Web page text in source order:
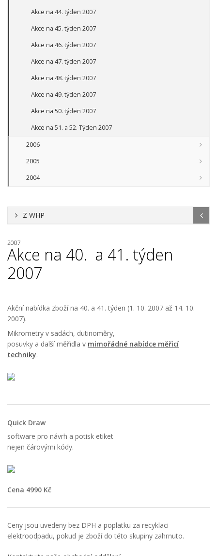
Akce na 44. týden 2007
Akce na 45. týden 2007
Akce na 46. týden 2007
Akce na 47. týden 2007
Akce na 48. týden 2007
Akce na 49. týden 2007
Akce na 50. týden 2007
Akce na 51. a 52. Týden 2007
2006
2005
2004
Z WHP
2007
Akce na 40. a 41. týden
2007
Akční nabídka zboží na 40. a 41. týden (1. 10. 2007 až 14. 10.
2007).
Mikrometry v sadách, dutinoměry,
posuvky a další měřidla v mimořádné nabídce měřicí
techniky.
Quick Draw
software pro návrh a potisk etiket
nejen čárovými kódy.
Cena 4990 Kč
Ceny jsou uvedeny bez DPH a poplatku za recyklaci
elektroodpadu, pokud je zboží do této skupiny zahrnuto.